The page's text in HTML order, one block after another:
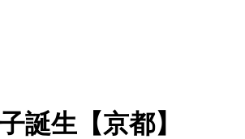
誕生【京都】